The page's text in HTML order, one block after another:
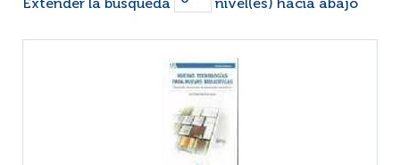
Extender la búsqueda nivel(es) hacia abajo